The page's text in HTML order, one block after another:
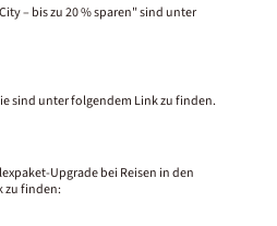
– bis zu 20 % sparen" sind unter
sind unter folgendem Link zu finden.
Upgrade bei Reisen in den
zu finden: